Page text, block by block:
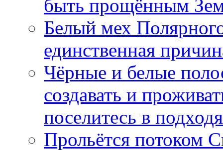
быть прощённым
Белый мех
единственная
Чёрные и белые
создавать и
поселитесь в
Прольётся потоком